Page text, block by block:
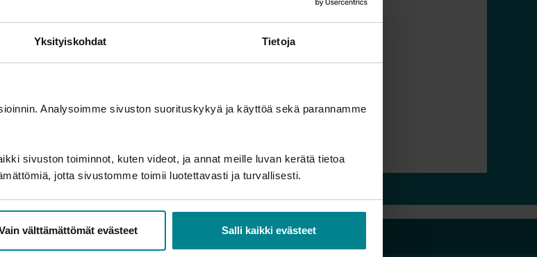
Yksityiskohdat Tietoja
Analysoimme sivuston suorituskykyä ja käyttöä sekä parannamme
sivuston toiminnot, kuten videot, ja annat meille luvan kerätä tietoa
jotta sivustomme toimii luotettavasti ja turvallisesti.
välttämättömät evästeet Salli kaikki evästeet
tai työkaverillasi
huolia? -kortti
Aarrekartta
Velkalinja 0800 9 8009